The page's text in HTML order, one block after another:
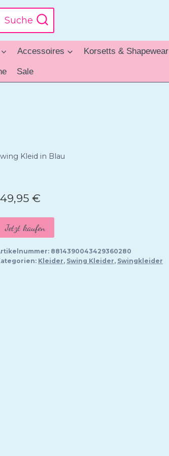
Suche
Accessoires Korsetts & Shapewear
Sale
Kleid in Blau
€
Jetzt kaufen
8814390043429360280
Kleider, Swing Kleider, Swingkleider